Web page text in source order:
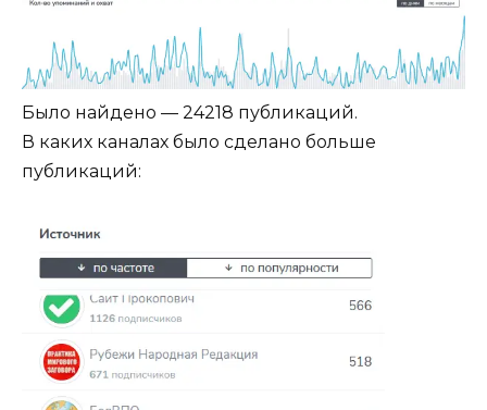
Было найдено — 24218 публикаций.
В каких каналах было сделано больше
публикаций: